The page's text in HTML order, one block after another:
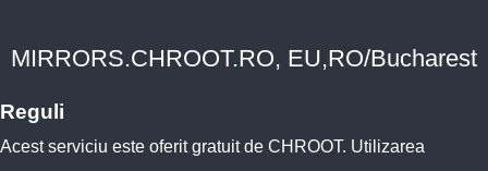
MIRRORS.CHROOT.RO, EU,RO/Bucharest
Reguli
Acest serviciu este oferit gratuit de CHROOT. Utilizarea